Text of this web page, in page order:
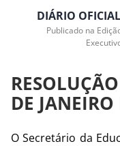
DIÁRIO
Publicado na
DE
O Secretário da